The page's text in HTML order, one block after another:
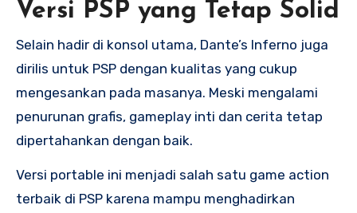
Versi PSP yang Tetap Solid
Selain hadir di konsol utama, Dante’s Inferno juga
dirilis untuk PSP dengan kualitas yang cukup
mengesankan pada masanya. Meski mengalami
penurunan grafis, gameplay inti dan cerita tetap
dipertahankan dengan baik.
Versi portable ini menjadi salah satu game action
terbaik di PSP karena mampu menghadirkan